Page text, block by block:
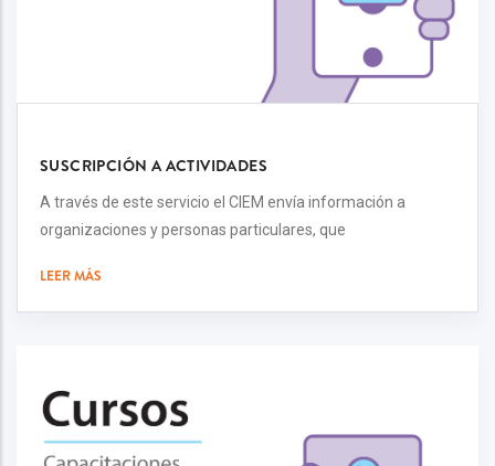
SUSCRIPCIÓN A ACTIVIDADES
A través de este servicio el CIEM envía información a
organizaciones y personas particulares, que
LEER MÁS